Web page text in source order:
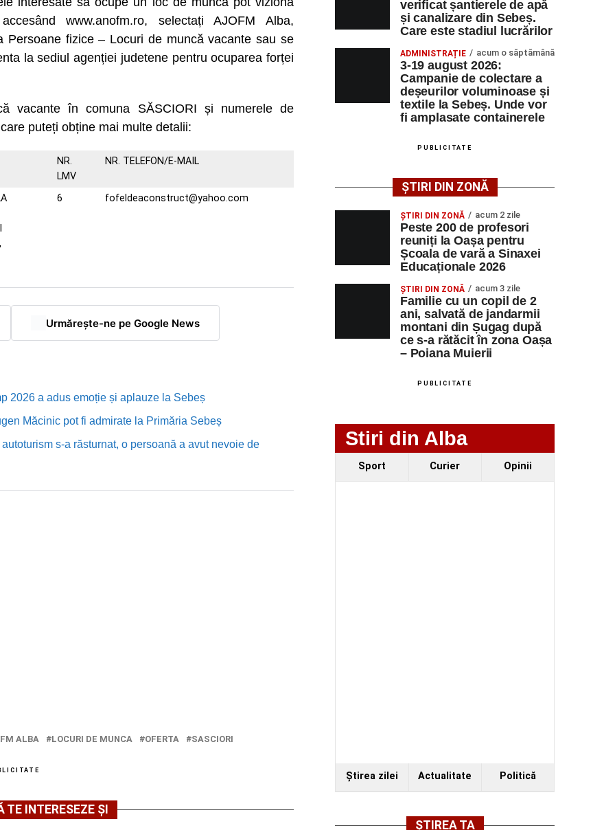
www.anofm.ro, selectați AJOFM Alba,
Persoane fizice – Locuri de muncă vacante sau se
la sediul agenției judetene pentru ocuparea forței
vacante în comuna SĂSCIORI și numerele de
puteți obține mai multe detalii:
NR.
LMV
NR. TELEFON/E-MAIL
6 fofeldeaconstruct@yahoo.com
Urmărește-ne pe Google News
2026 a adus emoție și aplauze la Sebeș
Măcinic pot fi admirate la Primăria Sebeș
s-a răsturnat, o persoană a avut nevoie de
ALBA LOCURI DE MUNCA OFERTA SASCIORI
TE INTERESEZE ȘI
verificat șantierele de apă
și canalizare din Sebeș.
Care este stadiul lucrărilor
ADMINISTRAȚIE acum o săptămână
3-19 august 2026:
Campanie de colectare a
deșeurilor voluminoase și
textile la Sebeș. Unde vor
fi amplasate containerele
PUBLICITATE
ȘTIRI DIN ZONĂ
ȘTIRI DIN ZONĂ acum 2 zile
Peste 200 de profesori
reuniți la Oașa pentru
Școala de vară a Sinaxei
Educaționale 2026
ȘTIRI DIN ZONĂ acum 3 zile
Familie cu un copil de 2
ani, salvată de jandarmii
montani din Șugag după
ce s-a rătăcit în zona Oașa
– Poiana Muierii
PUBLICITATE
Stiri din Alba
Sport Curier Opinii
Ştirea zilei Actualitate Politică
ȘTIREA TA